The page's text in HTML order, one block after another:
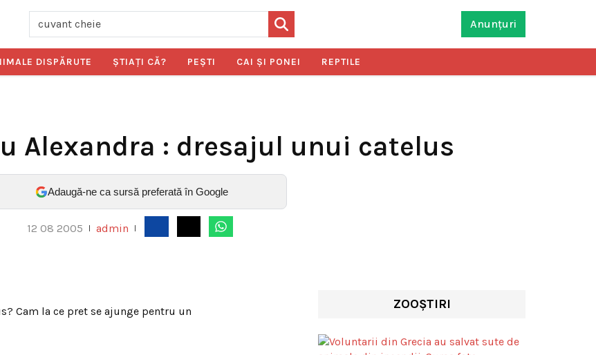
Anunțuri
DISPĂRUTE ŞTIAŢI CĂ? PEŞTI CAI ŞI PONEI REPTILE
Alexandra : dresajul unui catelus
Adaugă-ne ca sursă preferată în Google
12 08 2005 admin
Cam la ce pret se ajunge pentru un
ZOOȘTIRI